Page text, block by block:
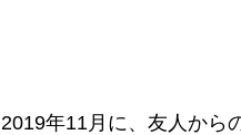
2019年11月に、友人から